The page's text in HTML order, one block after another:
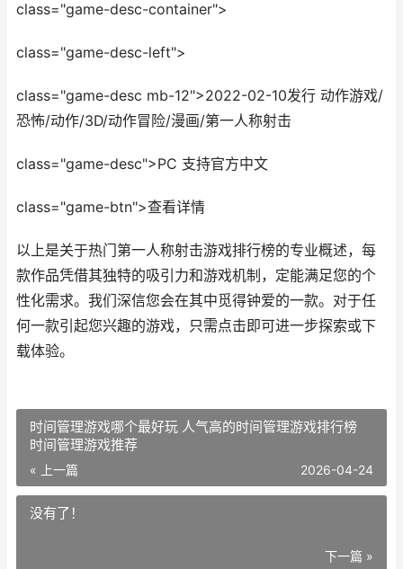
class="game-desc-container">
class="game-desc-left">
class="game-desc mb-12">2022-02-10发行 动作游戏/
恐怖/动作/3D/动作冒险/漫画/第一人称射击
class="game-desc">PC 支持官方中文
class="game-btn">查看详情
以上是关于热门第一人称射击游戏排行榜的专业概述，每
款作品凭借其独特的吸引力和游戏机制，定能满足您的个
性化需求。我们深信您会在其中觅得钟爱的一款。对于任
何一款引起您兴趣的游戏，只需点击即可进一步探索或下
载体验。
时间管理游戏哪个最好玩 人气高的时间管理游戏排行榜
时间管理游戏推荐
« 上一篇 2026-04-24
没有了！
下一篇 »